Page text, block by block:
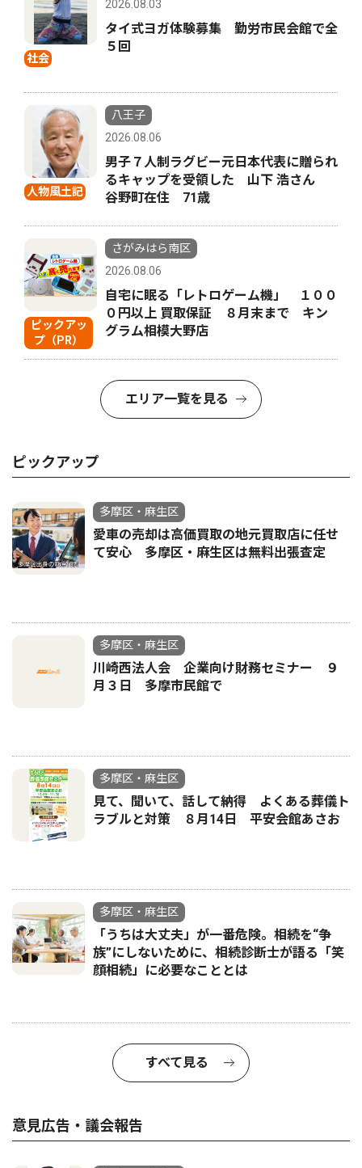
社会
2026.08.03
タイ式ヨガ体験募集 勤労市民会館で全
５回
人物風土記
八王子
2026.08.06
男子７人制ラグビー元日本代表に贈られ
るキャップを受領した 山下 浩さん
谷野町在住 71歳
ピックアッ
プ（PR）
さがみはら南区
2026.08.06
自宅に眠る「レトロゲーム機」 １００
０円以上 買取保証 ８月末まで キン
グラム相模大野店
エリア一覧を見る
ピックアップ
多摩区・麻生区
愛車の売却は高価買取の地元買取店に任せ
て安心 多摩区・麻生区は無料出張査定
多摩区・麻生区
川崎西法人会 企業向け財務セミナー ９
月３日 多摩市民館で
多摩区・麻生区
見て、聞いて、話して納得 よくある葬儀ト
ラブルと対策 ８月14日 平安会館あさお
多摩区・麻生区
「うちは大丈夫」が一番危険。相続を“争
族”にしないために、相続診断士が語る「笑
顔相続」に必要なこととは
すべて見る
意見広告・議会報告